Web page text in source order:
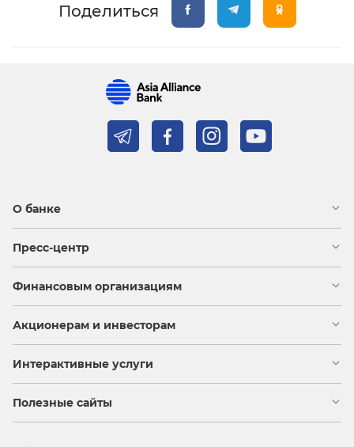
Поделиться
О банке
Пресс-центр
Финансовым организациям
Акционерам и инвесторам
Интерактивные услуги
Полезные сайты